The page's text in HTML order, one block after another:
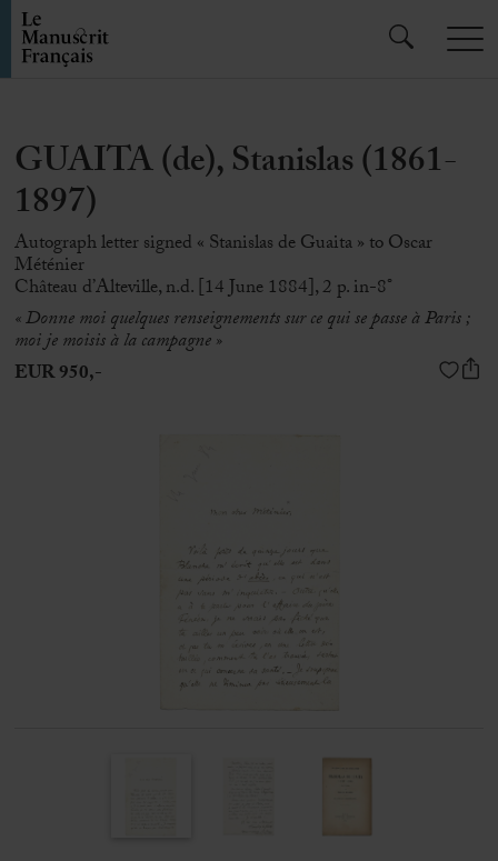
GUAITA (de), Stanislas (1861-
1897)
Autograph letter signed « Stanislas de Guaita » to Oscar
Méténier
Château d’Alteville, n.d. [14 June 1884], 2 p. in-8°
« Donne moi quelques renseignements sur ce qui se passe à Paris ;
moi je moisis à la campagne »
EUR 950,-